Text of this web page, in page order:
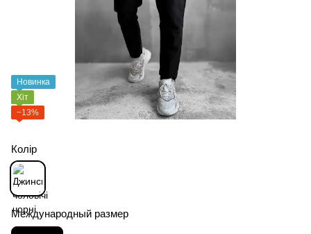
Новинка
Хіт
−13%
Колір
Международный размер